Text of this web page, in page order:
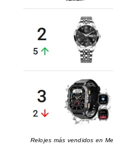
Relojes más vendidos en